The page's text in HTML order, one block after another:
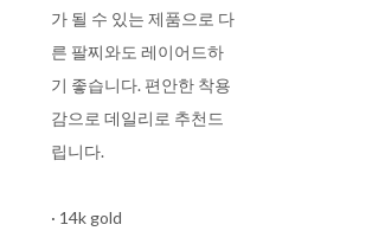
가 될 수 있는 제품으로 다
른 팔찌와도 레이어드하
기 좋습니다. 편안한 착용
감으로 데일리로 추천드
립니다.
· 14k gold